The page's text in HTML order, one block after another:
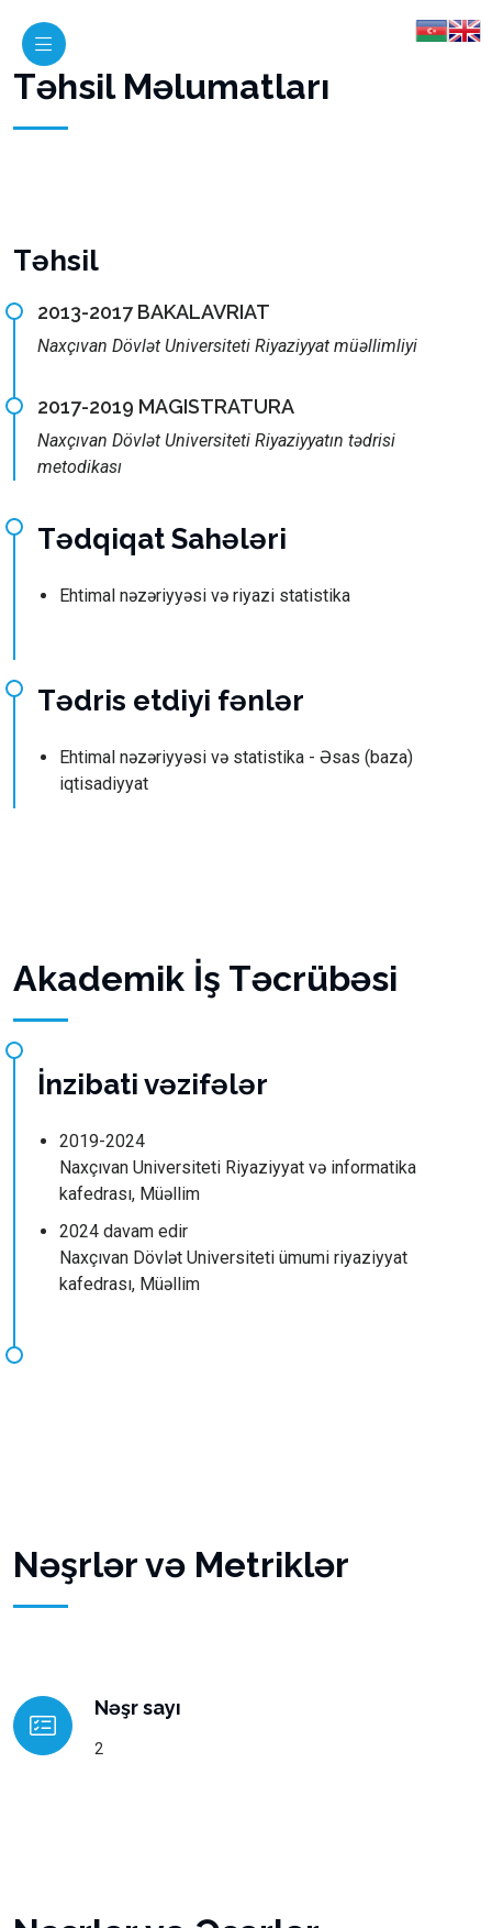
Təhsil Məlumatları
Təhsil
2013-2017 BAKALAVRIAT
Naxçıvan Dövlət Universiteti Riyaziyyat müəllimliyi
2017-2019 MAGISTRATURA
Naxçıvan Dövlət Universiteti Riyaziyyatın tədrisi
metodikası
Tədqiqat Sahələri
Ehtimal nəzəriyyəsi və riyazi statistika
Tədris etdiyi fənlər
Ehtimal nəzəriyyəsi və statistika - Əsas (baza)
iqtisadiyyat
Akademik İş Təcrübəsi
İnzibati vəzifələr
2019-2024
Naxçıvan Universiteti Riyaziyyat və informatika
kafedrası, Müəllim
2024 davam edir
Naxçıvan Dövlət Universiteti ümumi riyaziyyat
kafedrası, Müəllim
Nəşrlər və Metriklər
Nəşr sayı
2